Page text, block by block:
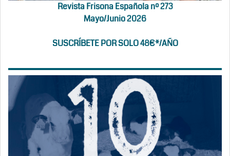
Revista Frisona Española nº 273
Mayo/Junio 2026
SUSCRÍBETE POR SOLO 48€*/AÑO